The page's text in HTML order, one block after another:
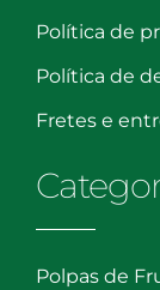
Política de
Política de
Fretes e
Polpas de